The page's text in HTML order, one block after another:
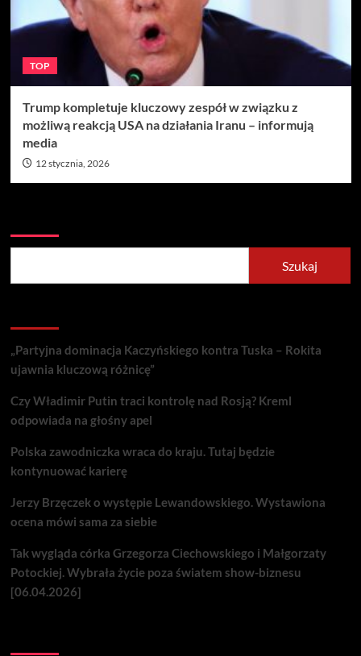
TOP
Trump kompletuje kluczowy zespół w związku z
możliwą reakcją USA na działania Iranu – informują
media
12 stycznia, 2026
Szukaj
„Partyjna dominacja Kaczyńskiego kontra Tuska – Rokita
ujawnia kluczową różnicę”
Czy Władimir Putin traci kontrolę nad Rosją? Kreml
odpowiada na głośny apel
Polska zawodniczka wraca do kraju. Tutaj będzie
kontynuować karierę
Jerzy Brzęczek o występie Lewandowskiego. Wystawiona
ocena mówi sama za siebie
Tak wygląda córka Grzegorza Ciechowskiego i Małgorzaty
Potockiej. Wybrała życie poza światem show-biznesu
[06.04.2026]